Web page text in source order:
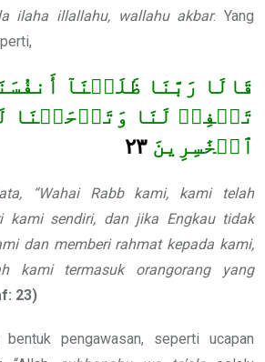
ilaha illallahu, wallahu akbar. Yang
قَالَا رَبَّنَا ظَلَمۡنَآ
تَغۡفِرۡ لَنَا وَتَرۡحَمۡنَا
ٱلۡخَٰسِرِينَ ٢٣
“Wahai Rabb kami, kami telah
kami sendiri, dan jika Engkau tidak
dan memberi rahmat kepada kami,
kami termasuk orangorang yang
23)
pengawasan, seperti ucapan